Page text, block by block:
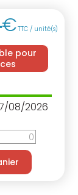
€TTC / unité(s)
pour
08/2026